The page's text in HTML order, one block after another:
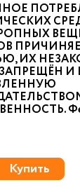
ИХ
И
Купить